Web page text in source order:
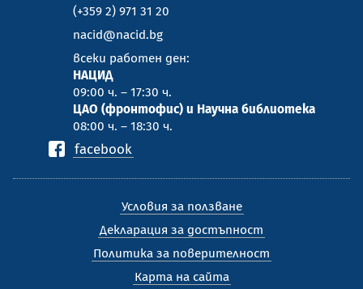
(+359 2) 971 31 20
nacid@nacid.bg
всеки работен ден:
НАЦИД
09:00 ч. – 17:30 ч.
ЦАО (фронтофис) и Научна библиотека
08:00 ч. – 18:30 ч.
facebook
Условия за ползване
Декларация за достъпност
Политика за поверителност
Карта на сайта